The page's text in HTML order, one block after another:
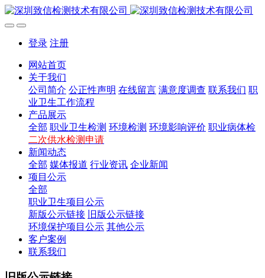
登录 注册
网站首页
关于我们
公司简介 公正性声明 在线留言 满意度调查 联系我们 职
业卫生工作流程
产品展示
全部 职业卫生检测 环境检测 环境影响评价 职业病体检
二次供水检测申请
新闻动态
全部 媒体报道 行业资讯 企业新闻
项目公示
全部
职业卫生项目公示
新版公示链接
旧版公示链接
环境保护项目公示 其他公示
客户案例
联系我们